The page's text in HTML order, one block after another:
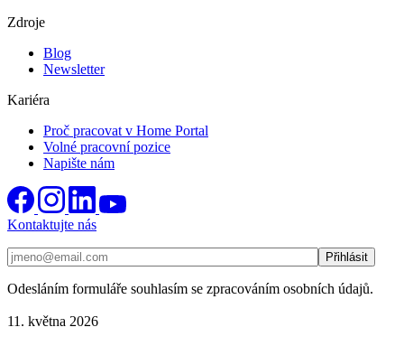
Zdroje
Blog
Newsletter
Kariéra
Proč pracovat v Home Portal
Volné pracovní pozice
Napište nám
Kontaktujte nás
Odesláním formuláře souhlasím se zpracováním osobních údajů.
11. května 2026